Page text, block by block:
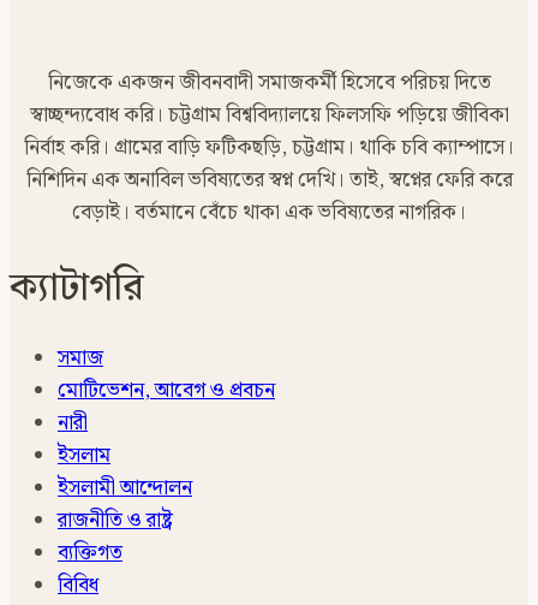
নিজেকে একজন জীবনবাদী সমাজকর্মী হিসেবে পরিচয় দিতে
স্বাচ্ছন্দ্যবোধ করি। চট্টগ্রাম বিশ্ববিদ্যালয়ে ফিলসফি পড়িয়ে জীবিকা
নির্বাহ করি। গ্রামের বাড়ি ফটিকছড়ি, চট্টগ্রাম। থাকি চবি ক্যাম্পাসে।
নিশিদিন এক অনাবিল ভবিষ্যতের স্বপ্ন দেখি। তাই, স্বপ্নের ফেরি করে
বেড়াই। বর্তমানে বেঁচে থাকা এক ভবিষ্যতের নাগরিক।
ক্যাটাগরি
সমাজ
মোটিভেশন, আবেগ ও প্রবচন
নারী
ইসলাম
ইসলামী আন্দোলন
রাজনীতি ও রাষ্ট্র
ব্যক্তিগত
বিবিধ